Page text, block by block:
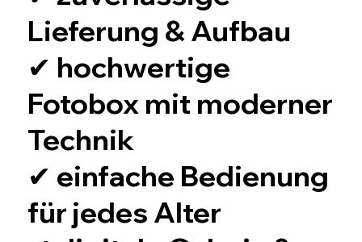
Lieferung & Aufbau
✔ hochwertige
Fotobox mit moderner
Technik
✔ einfache Bedienung
für jedes Alter